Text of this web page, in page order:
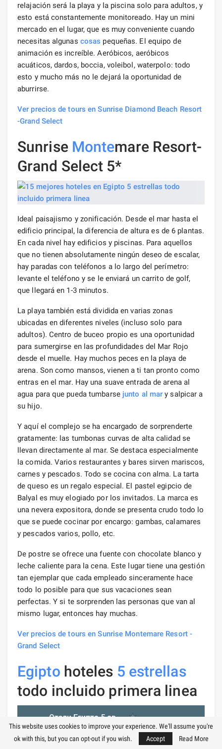
relajación será la playa y la piscina solo para adultos, y
esto está constantemente monitoreado. Hay un mini
mercado en el lugar, que es muy conveniente cuando
necesitas algunas cosas pequeñas. El equipo de
animación es increíble. Aeróbicos, aeróbicos
acuáticos, dardos, boccia, voleibol, waterpolo: todo
esto y mucho más no le dejará la oportunidad de
aburrirse.
Ver precios de tours en Sunrise Diamond Beach Resort
-Grand Select
Sunrise Montemare Resort-
Grand Select 5*
Ideal paisajismo y zonificación. Desde el mar hasta el
edificio principal, la diferencia de altura es de 6 plantas.
En cada nivel hay edificios y piscinas. Para aquellos
que no tienen absolutamente ningún deseo de escalar,
hay paradas con teléfonos a lo largo del perímetro:
levante el teléfono y se le enviará un carrito de golf,
que llegará en 1-3 minutos.
La playa también está dividida en varias zonas
ubicadas en diferentes niveles (incluso solo para
adultos). Centro de buceo propio es una oportunidad
para sumergirse en las profundidades del Mar Rojo
desde el muelle. Hay muchos peces en la playa de
arena. Son como mansos, vienen a ti tan pronto como
entras en el mar. Hay una suave entrada de arena al
agua para que pueda tumbarse junto al mar y salpicar a
su hijo.
Y aquí el complejo se ha encargado de sorprenderte
gratamente: las tumbonas curvas de alta calidad se
llevan directamente al mar. Se destaca especialmente
la comida. Varios restaurantes y bares sirven mariscos,
carnes y pescados. Todo se cocina con alma. La tarta
de queso es un regalo especial. El pastel egipcio de
Balyal es muy elogiado por los invitados. La marca es
una nevera expositora, donde se presenta crudo todo lo
que se puede cocinar por encargo: gambas, calamares
y pescados varios, pollo, etc.
De postre se ofrece una fuente con chocolate blanco y
leche caliente para la cena. Este lugar tiene una gestión
tan ejemplar que cada empleado sinceramente hace
todo lo posible para que sus vacaciones sean
perfectas. Y si te sorprenden las personas que van al
mismo lugar, entonces hay muchas.
Ver precios de tours en Sunrise Montemare Resort -
Grand Select
Egipto hoteles 5 estrellas
todo incluido primera linea
This website uses cookies to improve your experience. We'll assume you're
ok with this, but you can opt-out if you wish.
Accept Read More